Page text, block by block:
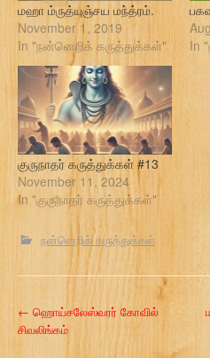
மஹா ம்ருத்யுஞ்சய மந்த்ரம்.
November 1, 2019
In "நன்னெறிக் கருத்துக்கள்"
In
குருநாதர் கருத்துக்கள் #13
November 11, 2024
In "குருநாதர் கருத்துக்கள்"
நன்னெறிக் கருத்துக்கள்
P
← ஹொய்சலேஸ்வரர் கோவில்
சிவலிங்கம்